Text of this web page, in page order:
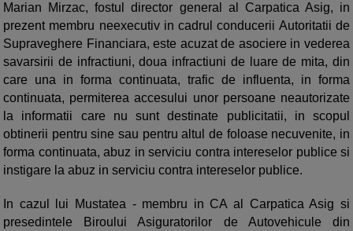
Marian Mirzac, fostul director general al Carpatica Asig, in
prezent membru neexecutiv in cadrul conducerii Autoritatii de
Supraveghere Financiara, este acuzat de asociere in vederea
savarsirii de infractiuni, doua infractiuni de luare de mita, din
care una in forma continuata, trafic de influenta, in forma
continuata, permiterea accesului unor persoane neautorizate
la informatii care nu sunt destinate publicitatii, in scopul
obtinerii pentru sine sau pentru altul de foloase necuvenite, in
forma continuata, abuz in serviciu contra intereselor publice si
instigare la abuz in serviciu contra intereselor publice.
In cazul lui Mustatea - membru in CA al Carpatica Asig si
presedintele Biroului Asiguratorilor de Autovehicule din